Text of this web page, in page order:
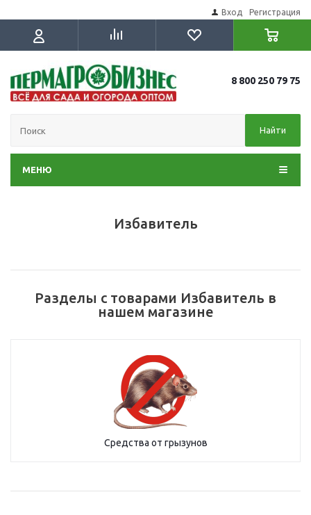
Вход Регистрация
8 800 250 79 75
Найти
МЕНЮ
Избавитель
Разделы с товарами Избавитель в
нашем магазине
Средства от грызунов